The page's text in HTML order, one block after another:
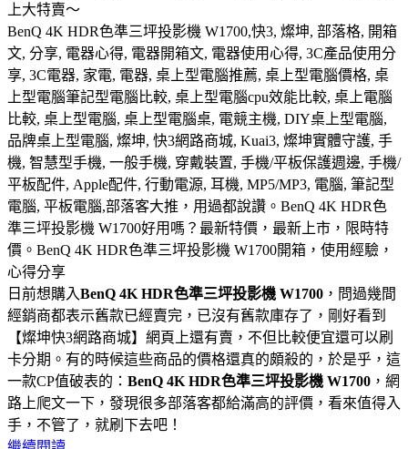
上大特賣～
BenQ 4K HDR色準三坪投影機 W1700,快3, 燦坤, 部落格, 開箱
文, 分享, 電器心得, 電器開箱文, 電器使用心得, 3C產品使用分
享, 3C電器, 家電, 電器, 桌上型電腦推薦, 桌上型電腦價格, 桌
上型電腦筆記型電腦比較, 桌上型電腦cpu效能比較, 桌上電腦
比較, 桌上型電腦, 桌上型電腦桌, 電競主機, DIY桌上型電腦,
品牌桌上型電腦, 燦坤, 快3網路商城, Kuai3, 燦坤實體守護, 手
機, 智慧型手機, 一般手機, 穿戴裝置, 手機/平板保護週邊, 手機/
平板配件, Apple配件, 行動電源, 耳機, MP5/MP3, 電腦, 筆記型
電腦, 平板電腦,部落客大推，用過都說讚。BenQ 4K HDR色
準三坪投影機 W1700好用嗎？最新特價，最新上市，限時特
價。BenQ 4K HDR色準三坪投影機 W1700開箱，使用經驗，
心得分享
日前想購入BenQ 4K HDR色準三坪投影機 W1700 ，問過幾間
經銷商都表示舊款已經賣完，已沒有舊款庫存了，剛好看到
【燦坤快3網路商城】網頁上還有賣，不但比較便宜還可以刷
卡分期。有的時候這些商品的價格還真的頗殺的，於是乎，這
一款CP值破表的： BenQ 4K HDR色準三坪投影機 W1700 ，網
路上爬文一下，發現很多部落客都給滿高的評價，看來值得入
手，不管了，就刷下去吧！